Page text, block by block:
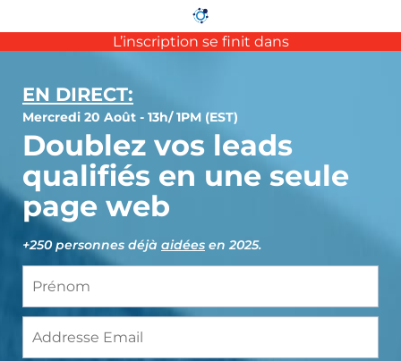
L’inscription se finit dans
EN DIRECT:
Mercredi 20 Août - 13h/ 1PM (EST)
Doublez vos leads
qualifiés en une seule
page web
+250 personnes déjà aidées en 2025.